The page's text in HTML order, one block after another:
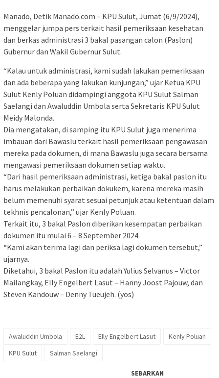
Manado, Detik Manado.com – KPU Sulut, Jumat (6/9/2024),
menggelar jumpa pers terkait hasil pemeriksaan kesehatan
dan berkas administrasi 3 bakal pasangan calon (Paslon)
Gubernur dan Wakil Gubernur Sulut.
“Kalau untuk administrasi, kami sudah lakukan pemeriksaan
dan ada beberapa yang lakukan kunjungan,” ujar Ketua KPU
Sulut Kenly Poluan didampingi anggota KPU Sulut Salman
Saelangi dan Awaluddin Umbola serta Sekretaris KPU Sulut
Meidy Malonda.
Dia mengatakan, di samping itu KPU Sulut juga menerima
imbauan dari Bawaslu terkait hasil pemeriksaan pengawasan
mereka pada dokumen, di mana Bawaslu juga secara bersama
mengawasi pemeriksaan dokumen setiap waktu.
“Dari hasil pemeriksaan administrasi, ketiga bakal paslon itu
harus melakukan perbaikan dokukem, karena mereka masih
belum memenuhi syarat sesuai petunjuk atau ketentuan dalam
tekhnis pencalonan,” ujar Kenly Poluan.
Terkait itu, 3 bakal Paslon diberikan kesempatan perbaikan
dokumen itu mulai 6 – 8 September 2024.
“Kami akan terima lagi dan periksa lagi dokumen tersebut,”
ujarnya.
Diketahui, 3 bakal Paslon itu adalah Yulius Selvanus – Victor
Mailangkay, Elly Engelbert Lasut – Hanny Joost Pajouw, dan
Steven Kandouw – Denny Tueujeh. (yos)
Awaluddin Umbola E2L Elly Engelbert Lasut
Kenly Poluan
KPU Sulut
Salman Saelangi
SEBARKAN